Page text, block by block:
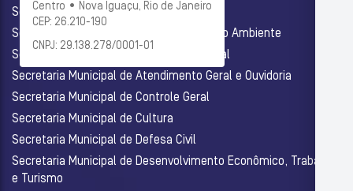
Centro • Nova Iguaçu, Rio de Janeiro
CEP: 26.210-190
CNPJ: 29.138.278/0001-01
Secretaria Municipal de Administração
Secretaria Municipal de Agricultura e Meio Ambiente
Secretaria Municipal de Assistência Social
Secretaria Municipal de Atendimento Geral e Ouvidoria
Secretaria Municipal de Controle Geral
Secretaria Municipal de Cultura
Secretaria Municipal de Defesa Civil
Secretaria Municipal de Desenvolvimento Econômico, Trabalho
e Turismo